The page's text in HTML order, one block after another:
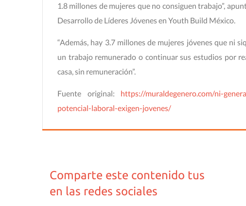
1.8 millones de mujeres que no consiguen trabajo”,
Desarrollo de Líderes Jóvenes en Youth Build México.
“Además, hay 3.7 millones de mujeres jóvenes que ni
un trabajo remunerado o continuar sus estudios por
casa, sin remuneración”.
Fuente original: https://muraldegenero.com/ni-
potencial-laboral-exigen-jovenes/
Comparte este contenido tus
en las redes sociales